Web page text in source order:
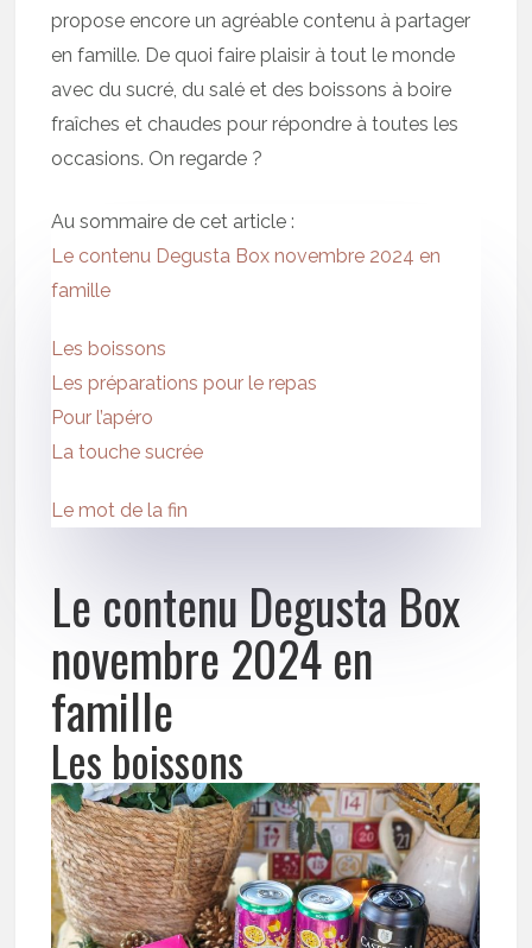
propose encore un agréable contenu à partager
en famille. De quoi faire plaisir à tout le monde
avec du sucré, du salé et des boissons à boire
fraîches et chaudes pour répondre à toutes les
occasions. On regarde ?
Au sommaire de cet article :
Le contenu Degusta Box novembre 2024 en
famille
Les boissons
Les préparations pour le repas
Pour l’apéro
La touche sucrée
Le mot de la fin
Le contenu Degusta Box
novembre 2024 en
famille
Les boissons